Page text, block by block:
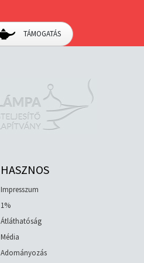
TÁMOGATÁS
HASZNOS
Impresszum
1%
Átláthatóság
Média
Adományozás